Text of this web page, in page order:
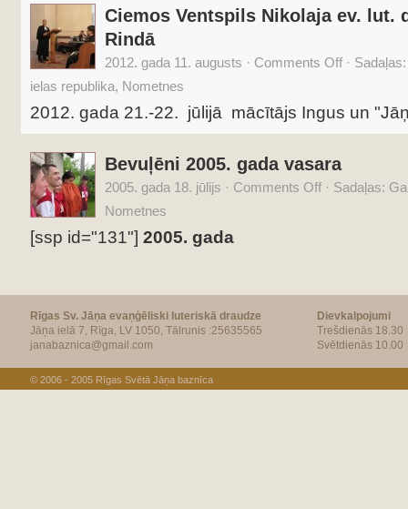
Ciemos Ventspils Nikolaja ev. lut.
Rindā
2012. gada 11. augusts · Comments Off ·
ielas republika, Nometnes
2012. gada 21.-22. jūlijā mācītājs Ingus un
Bevuļēni 2005. gada vasara
2005. gada 18. jūlijs · Comments Off · Sadaļas:
Nometnes
[ssp id="131"] 2005. gada
Rīgas Sv. Jāņa evaņģēliski luteriskā draudze
Jāņa ielā 7, Rīga, LV 1050, Tālrunis :25635565
janabaznica@gmail.com
Dievkalpojumi
Trešdienās 18.30
Svētdienās 10.00
© 2006 - 2005 Rīgas Svētā Jāņa baznīca